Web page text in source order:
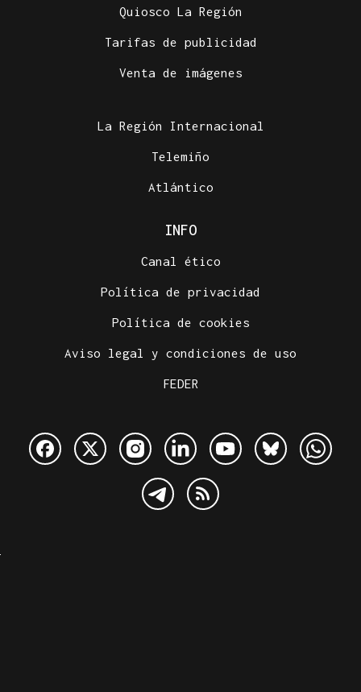
Quiosco La Región
Tarifas de publicidad
Venta de imágenes
La Región Internacional
Telemiño
Atlántico
INFO
Canal ético
Política de privacidad
Política de cookies
Aviso legal y condiciones de uso
FEDER